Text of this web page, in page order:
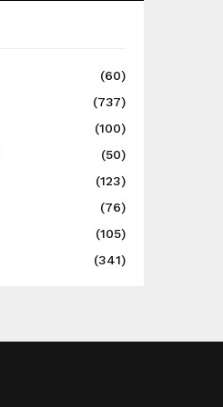
(60)
(737)
(100)
(50)
(123)
(76)
(105)
(341)